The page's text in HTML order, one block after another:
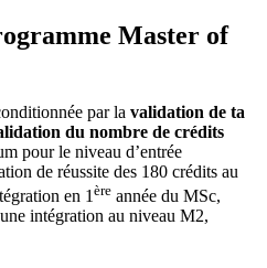
Master of
par la validation de ta
du nombre de crédits
pour le niveau d’entrée
de réussite des 180 crédits au
en 1 ère année du MSc,
intégration au niveau M2,